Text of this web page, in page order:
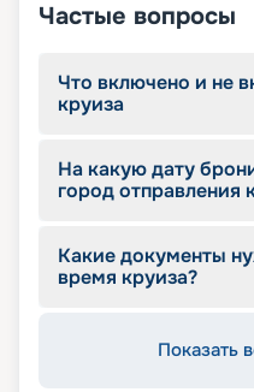
Частые вопросы
Что включено и не
круиза
На какую дату
город отправления
Какие документы
время круиза?
Показать